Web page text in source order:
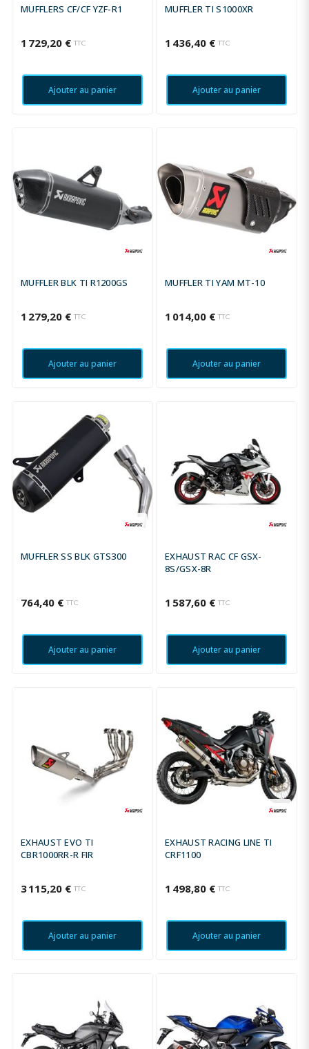
MUFFLERS CF/CF YZF-R1
1 729,20 € TTC
Ajouter au panier
MUFFLER TI S1000XR
1 436,40 € TTC
Ajouter au panier
MUFFLER BLK TI R1200GS
1 279,20 € TTC
Ajouter au panier
MUFFLER TI YAM MT-10
1 014,00 € TTC
Ajouter au panier
MUFFLER SS BLK GTS300
764,40 € TTC
Ajouter au panier
EXHAUST RAC CF GSX-
8S/GSX-8R
1 587,60 € TTC
Ajouter au panier
EXHAUST EVO TI
CBR1000RR-R FIR
3 115,20 € TTC
Ajouter au panier
EXHAUST RACING LINE TI
CRF1100
1 498,80 € TTC
Ajouter au panier